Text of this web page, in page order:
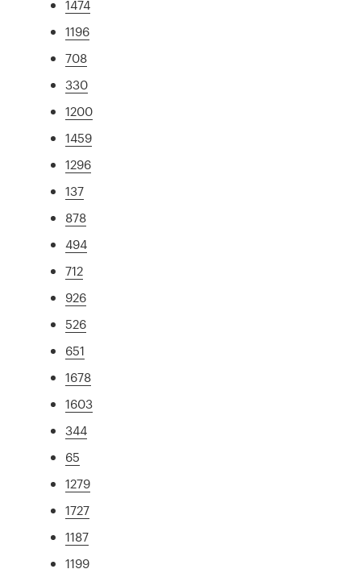
1474
1196
708
330
1200
1459
1296
137
878
494
712
926
526
651
1678
1603
344
65
1279
1727
1187
1199